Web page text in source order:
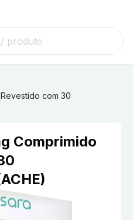
com 30
Comprimido